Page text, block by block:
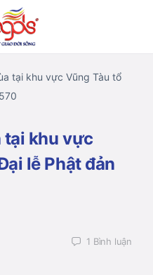
tại khu vực Vũng Tàu tổ
tại khu vực
lễ Phật đản
1 Bình luận